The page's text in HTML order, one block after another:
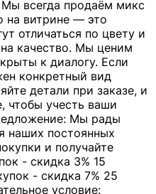
всегда продаём микс
на витрине — это
отличаться по цвету и
качество. Мы ценим
к диалогу. Если
конкретный вид
детали при заказе, и
чтобы учесть ваши
Мы рады
наших постоянных
и получайте
- скидка 3% 15
- скидка 7% 25
условие: